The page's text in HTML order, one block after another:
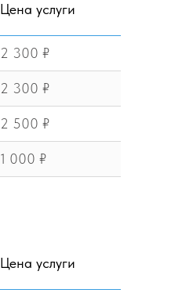
Цена услуги
2 300 ₽
2 300 ₽
2 500 ₽
1 000 ₽
Цена услуги